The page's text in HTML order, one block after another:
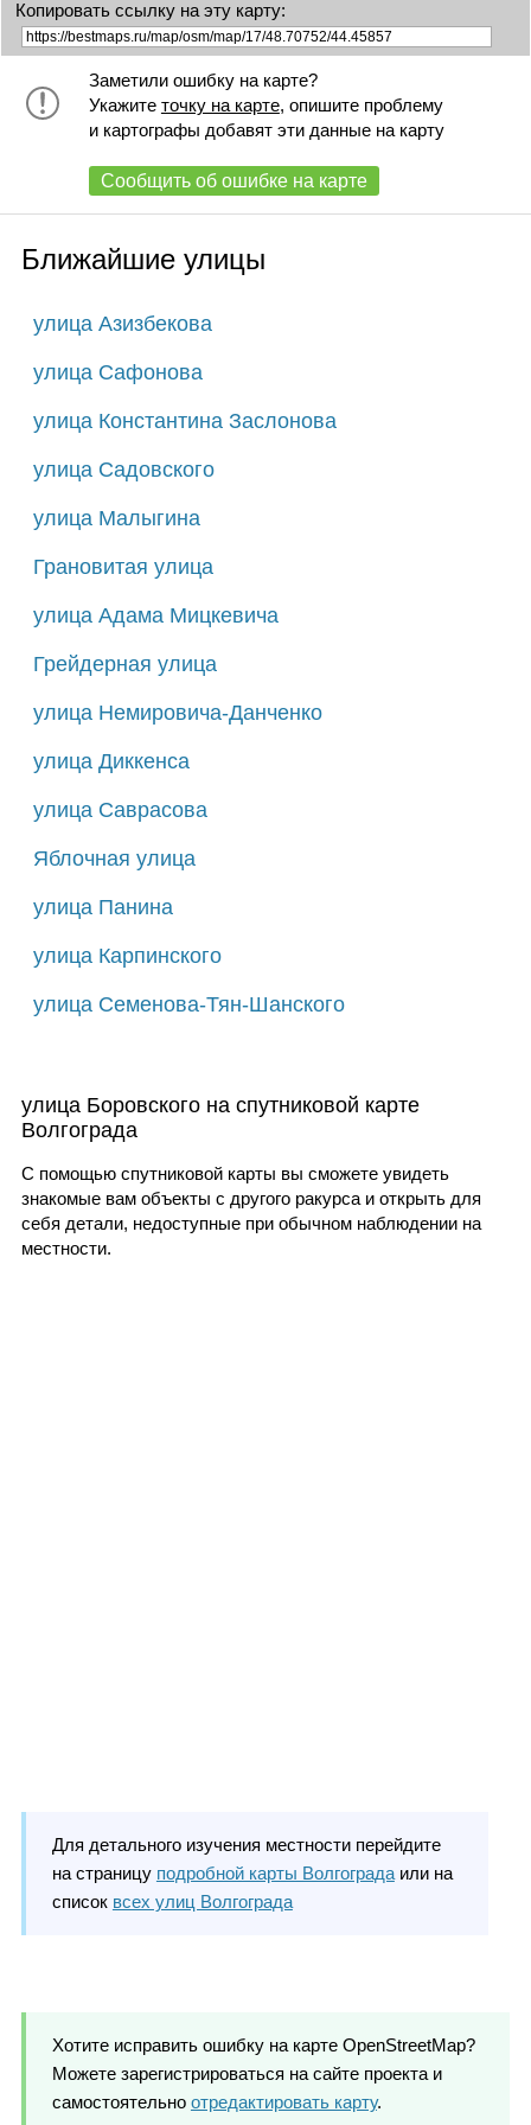
Копировать ссылку на эту карту:
Заметили ошибку на карте?
Укажите точку на карте, опишите проблему
и картографы добавят эти данные на карту
Сообщить об ошибке на карте
Ближайшие улицы
улица Азизбекова
улица Сафонова
улица Константина Заслонова
улица Садовского
улица Малыгина
Грановитая улица
улица Адама Мицкевича
Грейдерная улица
улица Немировича-Данченко
улица Диккенса
улица Саврасова
Яблочная улица
улица Панина
улица Карпинского
улица Семенова-Тян-Шанского
улица Боровского на спутниковой карте
Волгограда
С помощью спутниковой карты вы сможете увидеть
знакомые вам объекты с другого ракурса и открыть для
себя детали, недоступные при обычном наблюдении на
местности.
Для детального изучения местности перейдите
на страницу подробной карты Волгоградаили на
список всех улиц Волгограда
Хотите исправить ошибку на карте OpenStreetMap?
Можете зарегистрироваться на сайте проекта и
самостоятельно отредактировать карту.